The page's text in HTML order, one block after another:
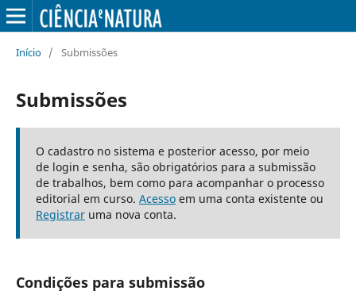
Início / Submissões
Submissões
O cadastro no sistema e posterior acesso, por meio
de login e senha, são obrigatórios para a submissão
de trabalhos, bem como para acompanhar o processo
editorial em curso. Acessoem uma conta existente ou
Registraruma nova conta.
Condições para submissão